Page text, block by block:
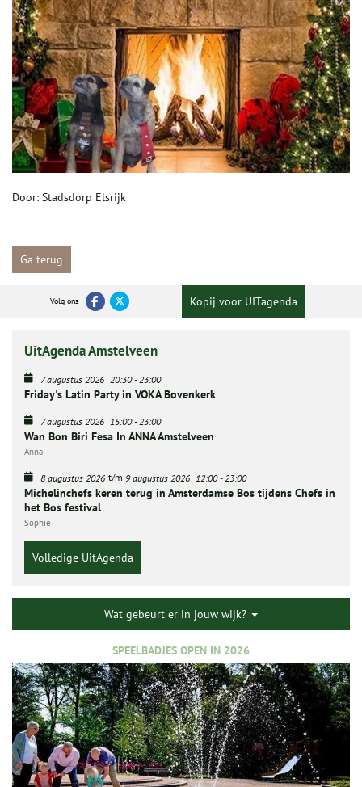
Door: Stadsdorp Elsrijk
Ga terug
Volg ons Kopij voor UITagenda
UitAgenda Amstelveen
7 augustus 2026 20:30- 23:00
Friday's Latin Party in VOKA Bovenkerk
7 augustus 2026 15:00- 23:00
Wan Bon Biri Fesa In ANNA Amstelveen
Anna
8 augustus 2026 t/m 9 augustus 2026 12:00- 23:00
Michelinchefs keren terug in Amsterdamse Bos tijdens Chefs in
het Bos festival
Sophie
Volledige UitAgenda
Wat gebeurt er in jouw wijk?
SPEELBADJES OPEN IN 2026